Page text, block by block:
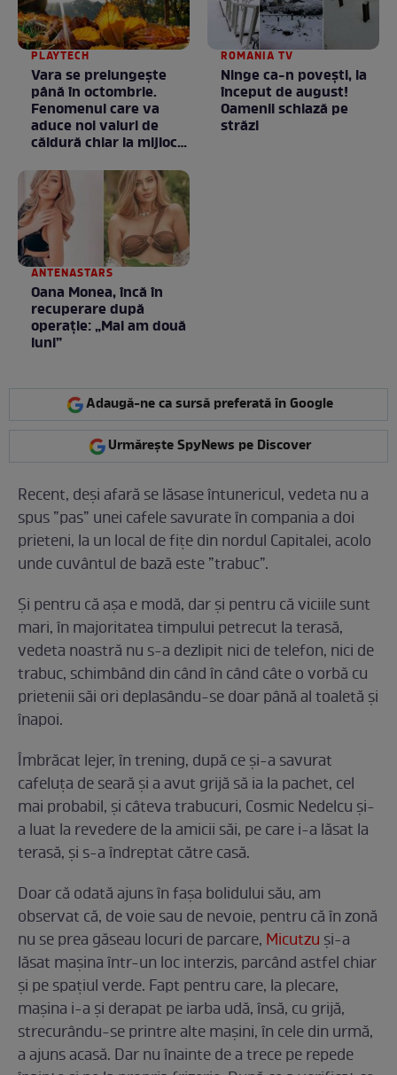
PLAYTECH
Vara se prelungeşte
până în octombrie.
Fenomenul care va
aduce noi valuri de
căldură chiar la mijlocul
ROMANIA TV
Ninge ca-n povești, la
început de august!
Oamenii schiază pe
străzi
ANTENASTARS
Oana Monea, încă în
recuperare după
operație: „Mai am două
luni”
Adaugă-ne ca sursă preferată în Google
Urmărește SpyNews pe Discover
Recent, deși afară se lăsase întunericul, vedeta nu a
spus ”pas” unei cafele savurate în compania a doi
prieteni, la un local de fițe din nordul Capitalei, acolo
unde cuvântul de bază este ”trabuc”.
Și pentru că așa e modă, dar și pentru că viciile sunt
mari, în majoritatea timpului petrecut la terasă,
vedeta noastră nu s-a dezlipit nici de telefon, nici de
trabuc, schimbând din când în când câte o vorbă cu
prietenii săi ori deplasându-se doar până al toaletă și
înapoi.
Îmbrăcat lejer, în trening, după ce și-a savurat
cafeluța de seară și a avut grijă să ia la pachet, cel
mai probabil, și câteva trabucuri, Cosmic Nedelcu și-
a luat la revedere de la amicii săi, pe care i-a lăsat la
terasă, și s-a îndreptat către casă.
Doar că odată ajuns în fașa bolidului său, am
observat că, de voie sau de nevoie, pentru că în zonă
nu se prea găseau locuri de parcare, Micutzu și-a
lăsat mașina într-un loc interzis, parcând astfel chiar
și pe spațiul verde. Fapt pentru care, la plecare,
mașina i-a și derapat pe iarba udă, însă, cu grijă,
strecurându-se printre alte mașini, în cele din urmă,
a ajuns acasă. Dar nu înainte de a trece pe repede